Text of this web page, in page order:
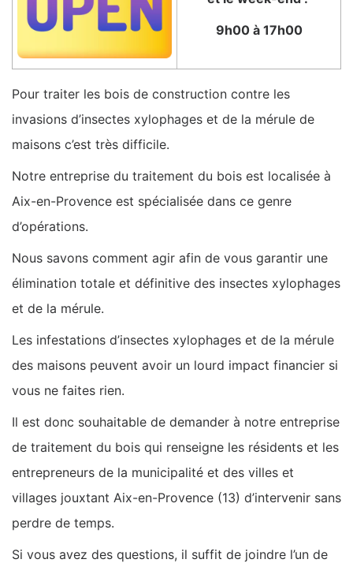
9h00 à 17h00
Pour traiter les bois de construction contre les
invasions d’insectes xylophages et de la mérule de
maisons c’est très difficile.
Notre entreprise du traitement du bois est localisée à
Aix-en-Provence est spécialisée dans ce genre
d’opérations.
Nous savons comment agir afin de vous garantir une
élimination totale et définitive des insectes xylophages
et de la mérule.
Les infestations d’insectes xylophages et de la mérule
des maisons peuvent avoir un lourd impact financier si
vous ne faites rien.
Il est donc souhaitable de demander à notre entreprise
de traitement du bois qui renseigne les résidents et les
entrepreneurs de la municipalité et des villes et
villages jouxtant Aix-en-Provence (13) d’intervenir sans
perdre de temps.
Si vous avez des questions, il suffit de joindre l’un de